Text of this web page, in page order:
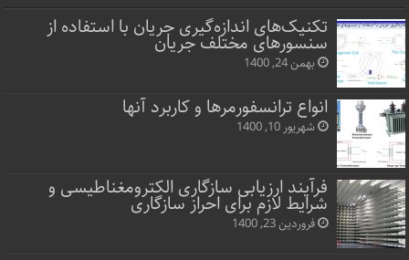
تکنیک‌های اندازه‌گیری جریان با استفاده از
سنسورهای مختلف جریان
بهمن 24, 1400
انواع ترانسفورمرها و کاربرد آنها
شهریور 10, 1400
فرآیند ارزیابی سازگاری الکترومغناطیسی و
شرایط لازم برای احراز سازگاری
فروردین 23, 1400